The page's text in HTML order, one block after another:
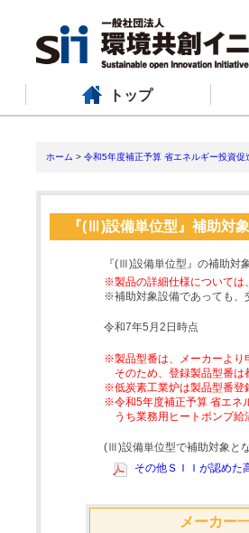
トップ
ホーム > 令和5年度補正予算 省エネルギー投資促
『(Ⅲ)設備単位型』補助対
『(Ⅲ)設備単位型』の補助対
※製品の詳細仕様については
※補助対象設備であっても、
令和7年5月2日時点
※製品型番は、メーカーより
そのため、登録製品型番
※低炭素工業炉は製品型番登
※令和5年度補正予算 省エネ
うち業務用ヒートポンプ
(Ⅲ)設備単位型で補助対象と
その他ＳＩＩが認めた
メーカー